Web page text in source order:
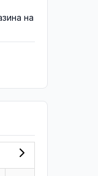
на